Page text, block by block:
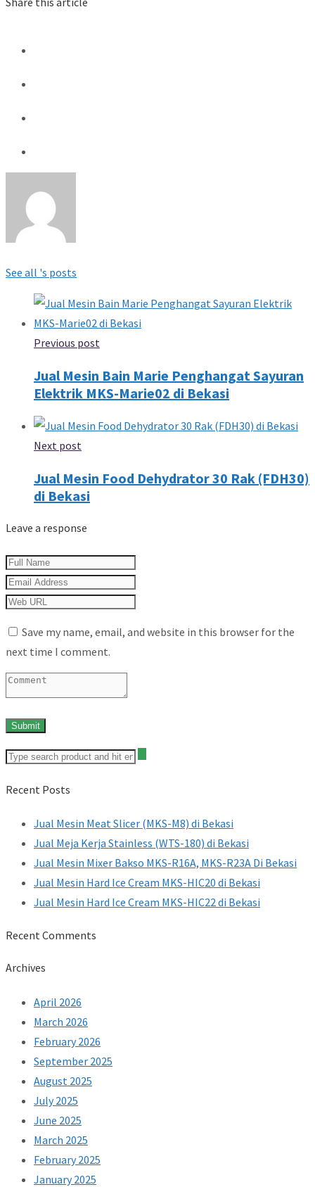
See all 's posts
Previous post
Jual Mesin Bain Marie Penghangat Sayuran
Elektrik MKS-Marie02 di Bekasi
Next post
Jual Mesin Food Dehydrator 30 Rak (FDH30)
di Bekasi
Leave a response
Save my name, email, and website in this browser for the
next time I comment.
Recent Posts
Jual Mesin Meat Slicer (MKS-M8) di Bekasi
Jual Meja Kerja Stainless (WTS-180) di Bekasi
Jual Mesin Mixer Bakso MKS-R16A, MKS-R23A Di Bekasi
Jual Mesin Hard Ice Cream MKS-HIC20 di Bekasi
Jual Mesin Hard Ice Cream MKS-HIC22 di Bekasi
Recent Comments
Archives
April 2026
March 2026
February 2026
September 2025
August 2025
July 2025
June 2025
March 2025
February 2025
January 2025